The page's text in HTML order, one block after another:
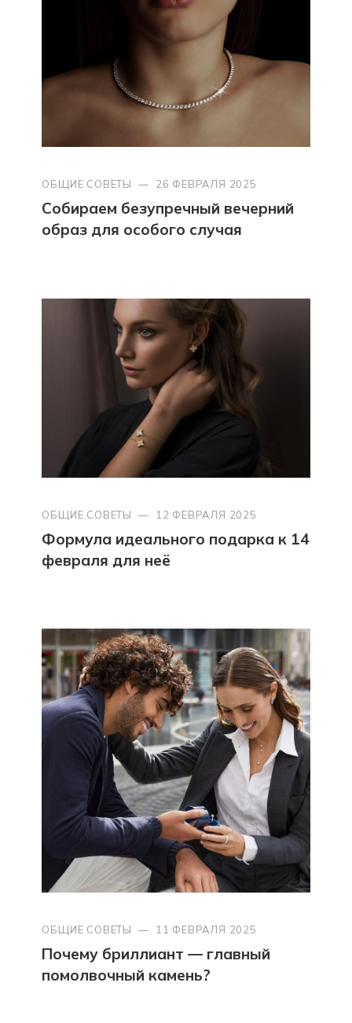
ОБЩИЕ СОВЕТЫ — 26 ФЕВРАЛЯ 2025
Собираем безупречный вечерний
образ для особого случая
ОБЩИЕ СОВЕТЫ — 12 ФЕВРАЛЯ 2025
Формула идеального подарка к 14
февраля для неё
ОБЩИЕ СОВЕТЫ — 11 ФЕВРАЛЯ 2025
Почему бриллиант — главный
помолвочный камень?